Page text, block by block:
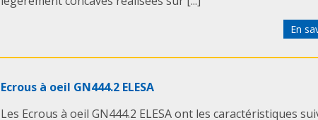
En
Ecrous à oeil GN444.2 ELESA
Les Ecrous à oeil GN444.2 ELESA ont les caractéristiques